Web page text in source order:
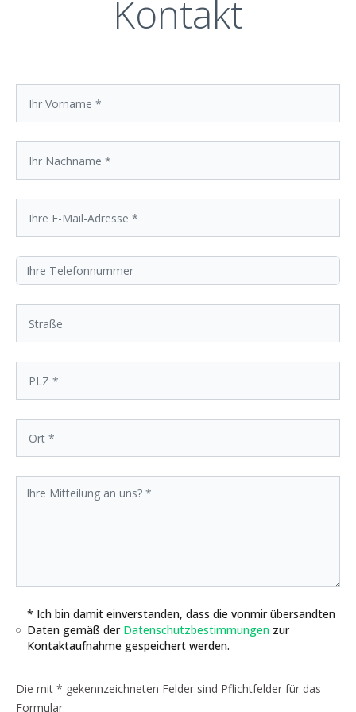
Kontakt
* Ich bin damit einverstanden, dass die vonmir übersandten
Daten gemäß der Datenschutzbestimmungen zur
Kontaktaufnahme gespeichert werden.
Die mit * gekennzeichneten Felder sind Pflichtfelder für das
Formular